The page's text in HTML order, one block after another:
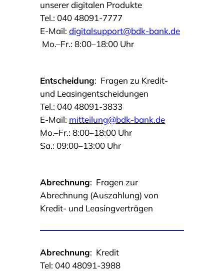
unserer digitalen Produkte
Tel.: 040 48091-7777
E-Mail: digitalsupport@bdk-bank.de
Mo.–Fr.: 8:00–18:00 Uhr
Entscheidung: Fragen zu Kredit-
und Leasingentscheidungen
Tel.: 040 48091-3833
E-Mail: mitteilung@bdk-bank.de
Mo.–Fr.: 8:00–18:00 Uhr
Sa.: 09:00–13:00 Uhr
Abrechnung: Fragen zur
Abrechnung (Auszahlung) von
Kredit- und Leasingverträgen
Abrechnung: Kredit
Tel: 040 48091-3988